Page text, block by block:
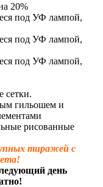
20%
под УФ лампой,
под УФ лампой,
под УФ лампой,
сетки.
гильошем и
рисованные
тиражей с
день